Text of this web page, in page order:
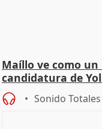
Maíllo ve como
candidatura de
Sonido Totales